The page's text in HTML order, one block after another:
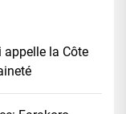
appelle la Côte